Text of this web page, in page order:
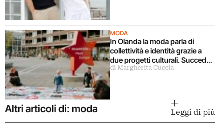
MODA
In Olanda la moda parla di
collettività e identità grazie a
due progetti culturali. Succede
a Maastricht
di Margherita Cuccia
Altri articoli di: moda Leggi di più